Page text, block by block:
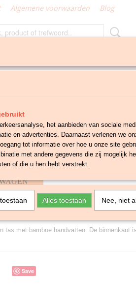
Algemene voorwaarden Blog
met bamboe
1-3 werkdagen
tas met bamboe handvatten. De binnenkant
Save
het aanbieden van sociale
en advertenties. Daarnaast verlenen we
tot informatie over hoe u onze site
met andere gegevens die zij mogelijk
of die u hen hebt verstrekt.
Alles toestaan Nee, niet